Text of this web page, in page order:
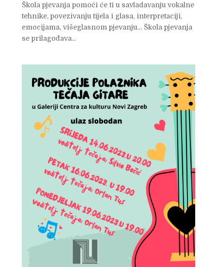
Škola pjevanja pomoći će ti u savladavanju vokalne
tehnike, povezivanju tijela i glasa, interpretaciji,
emocijama, višeglasnom pjevanju… Škola pjevanja
se prilagođava...